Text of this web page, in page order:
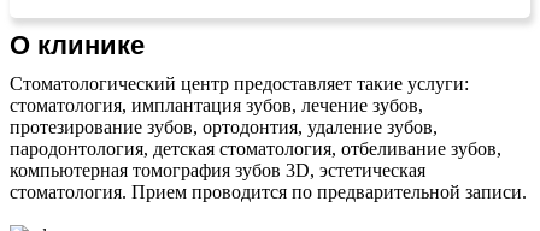
О клинике
Стоматологический центр предоставляет такие услуги:
стоматология, имплантация зубов, лечение зубов,
протезирование зубов, ортодонтия, удаление зубов,
пародонтология, детская стоматология, отбеливание зубов,
компьютерная томография зубов 3D, эстетическая
стоматология. Прием проводится по предварительной записи.